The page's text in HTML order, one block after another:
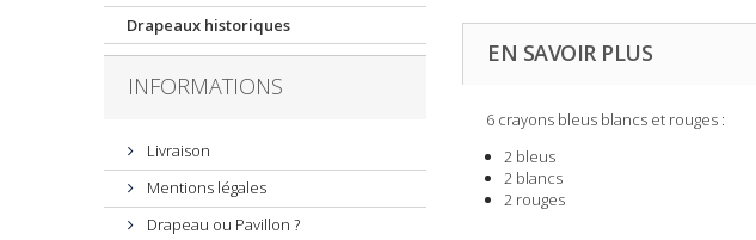
Drapeaux historiques
INFORMATIONS
Livraison
Mentions légales
Drapeau ou Pavillon ?
EN SAVOIR PLUS
6 crayons bleus blancs et rouges :
2 bleus
2 blancs
2 rouges